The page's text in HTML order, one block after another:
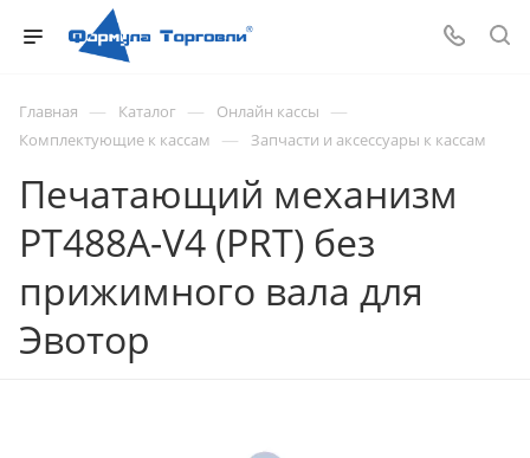
Главная — Каталог — Онлайн кассы —
Комплектующие к кассам — Запчасти и аксессуары к кассам
Печатающий механизм
PT488A-V4 (PRT) без
прижимного вала для
Эвотор